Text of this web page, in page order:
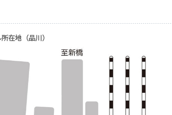
在地（品川）